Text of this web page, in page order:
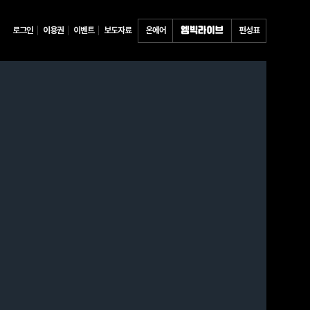
로그인 이용권 이벤트 보도자료 온에어 편성표